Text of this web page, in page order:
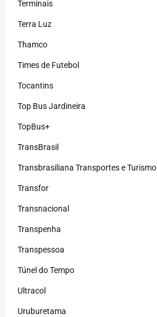
Terminais
Terra Luz
Thamco
Times de Futebol
Tocantins
Top Bus Jardineira
TopBus+
TransBrasil
Transbrasiliana Transportes e Turismo
Transfor
Transnacional
Transpenha
Transpessoa
Túnel do Tempo
Ultracol
Uruburetama